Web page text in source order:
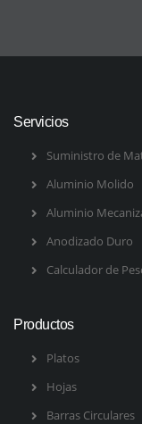
Servicios
Suministro de
Aluminio Molido
Aluminio
Anodizado Duro
Calculador de
Productos
Platos
Hojas
Barras Circulares